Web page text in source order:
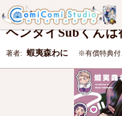
特典 【コミコミ特典4Pリーフレット
ヘンタイSubくん
著者: 蝦夷森わに ※有償特典